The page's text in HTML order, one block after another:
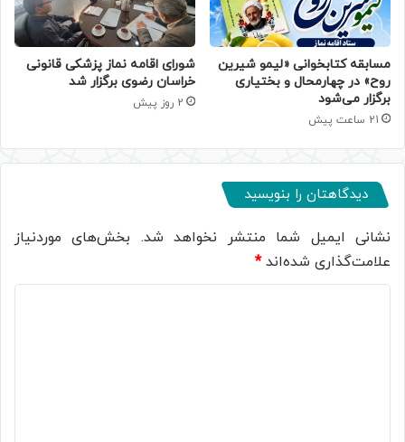
مسابقه کتابخوانی «لیمو شیرین
روح» در چهارمحال و بختیاری
برگزار می‌شود
21 ساعت پیش
شورای اقامه نماز پزشکی قانونی
خراسان رضوی برگزار شد
2 روز پیش
دیدگاهتان را بنویسید
نشانی ایمیل شما منتشر نخواهد شد. بخش‌های موردنیاز
علامت‌گذاری شده‌اند*